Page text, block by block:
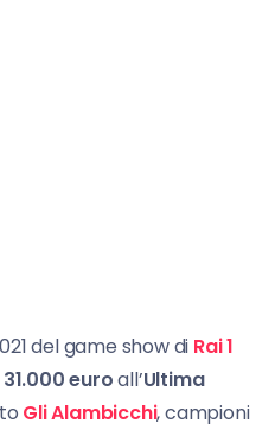
del game show di Rai 1
31.000 euroall’Ultima
Gli Alambicchi, campioni